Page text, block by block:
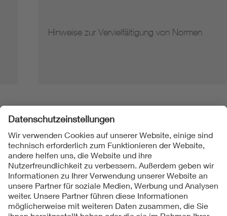
Hinweise zur Vervielfältigung von Normen
Folgen Sie uns